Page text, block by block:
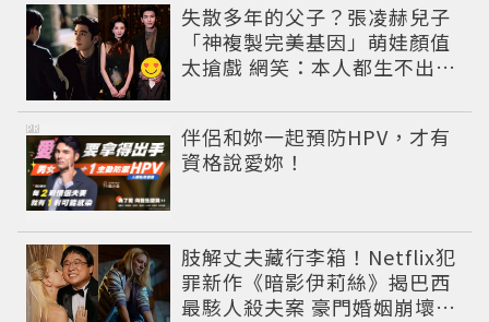
失散多年的父子？張凌赫兒子
「神複製完美基因」萌娃顏值
太搶戲 網笑：本人都生不出這
伴侶和妳一起預防HPV，才有
資格說愛妳！
PR
肢解丈夫藏行李箱！Netflix犯
罪新作《暗影伊莉絲》揭巴西
最駭人殺夫案 豪門婚姻崩壞釀